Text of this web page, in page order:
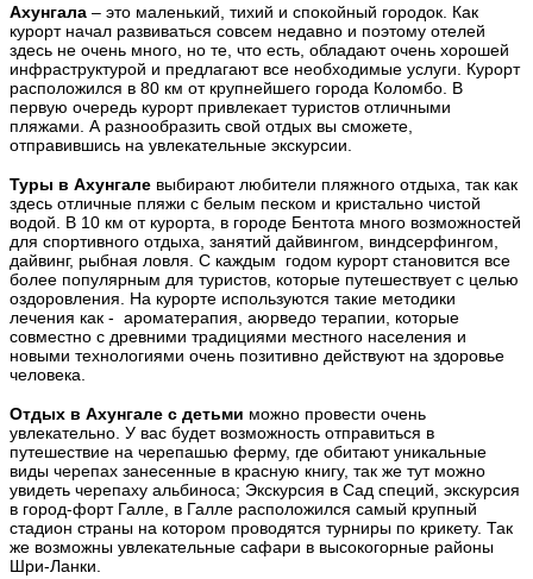
Ахунгала – это маленький, тихий и спокойный городок. Как
курорт начал развиваться совсем недавно и поэтому отелей
здесь не очень много, но те, что есть, обладают очень хорошей
инфраструктурой и предлагают все необходимые услуги. Курорт
расположился в 80 км от крупнейшего города Коломбо. В
первую очередь курорт привлекает туристов отличными
пляжами. А разнообразить свой отдых вы сможете,
отправившись на увлекательные экскурсии.
Туры в Ахунгале выбирают любители пляжного отдыха, так как
здесь отличные пляжи с белым песком и кристально чистой
водой. В 10 км от курорта, в городе Бентота много возможностей
для спортивного отдыха, занятий дайвингом, виндсерфингом,
дайвинг, рыбная ловля. С каждым годом курорт становится все
более популярным для туристов, которые путешествует с целью
оздоровления. На курорте используются такие методики
лечения как - ароматерапия, аюрведо терапии, которые
совместно с древними традициями местного населения и
новыми технологиями очень позитивно действуют на здоровье
человека.
Отдых в Ахунгале с детьми можно провести очень
увлекательно. У вас будет возможность отправиться в
путешествие на черепашью ферму, где обитают уникальные
виды черепах занесенные в красную книгу, так же тут можно
увидеть черепаху альбиноса; Экскурсия в Сад специй, экскурсия
в город-форт Галле, в Галле расположился самый крупный
стадион страны на котором проводятся турниры по крикету. Так
же возможны увлекательные сафари в высокогорные районы
Шри-Ланки.